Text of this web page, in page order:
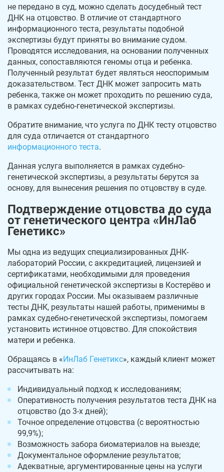
не передано в суд, можно сделать досудебный тест
ДНК на отцовство. В отличие от стандартного
информационного теста, результаты подобной
экспертизы будут приняты во внимание судом.
Проводятся исследования, на основании полученных
данных, сопоставляются геномы отца и ребенка.
Полученный результат будет являться неоспоримым
доказательством. Тест ДНК может запросить мать
ребенка, также он может проходить по решению суда,
в рамках судебно-генетической экспертизы.
Обратите внимание, что услуга по ДНК тесту отцовство
для суда отличается от стандартного
информационного теста.
Данная услуга выполняется в рамках судебно-
генетической экспертизы, а результаты берутся за
основу, для вынесения решения по отцовству в суде.
Подтверждение отцовства до суда
от генетического центра «ИнЛаб
Генетикс»
Мы одна из ведущих специализированных ДНК-
лабораторий России, с аккредитацией, лицензией и
сертификатами, необходимыми для проведения
официальной генетической экспертизы в Костерёво и
других городах России. Мы оказываем различные
тесты ДНК, результаты нашей работы, применимы в
рамках судебно-генетической экспертизы, помогаем
установить истинное отцовство. Для спокойствия
матери и ребенка.
Обращаясь в « ИнЛаб Генетикс», каждый клиент может
рассчитывать на:
Индивидуальный подход к исследованиям;
Оперативность получения результатов теста ДНК на
отцовство (до 3-х дней);
Точное определение отцовства (с вероятностью
99,9%);
Возможность забора биоматериалов на выезде;
Документальное оформление результатов;
Адекватные, аргументированные цены на услуги